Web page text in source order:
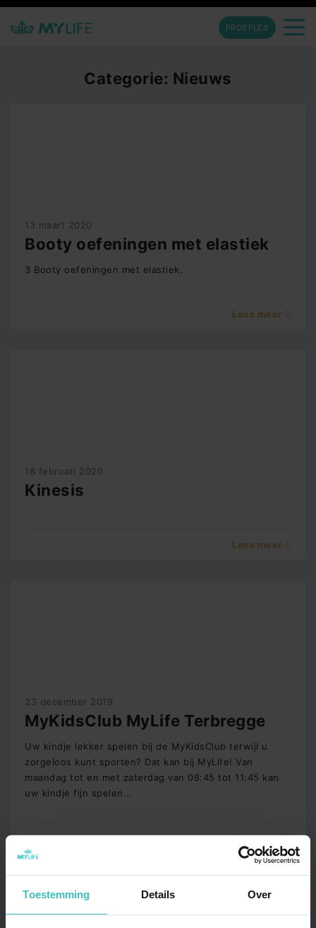
Toestemming Details Over
PROEFLES
Categorie: Nieuws
13 maart 2020
Booty oefeningen met elastiek
3 Booty oefeningen met elastiek.
Lees meer
18 februari 2020
Kinesis
Lees meer
23 december 2019
MyKidsClub MyLife Terbregge
Uw kindje lekker spelen bij de MyKidsClub terwijl u
zorgeloos kunt sporten? Dat kan bij MyLife! Van
maandag tot en met zaterdag van 08:45 tot 11:45 kan
uw kindje fijn spelen…
Lees meer